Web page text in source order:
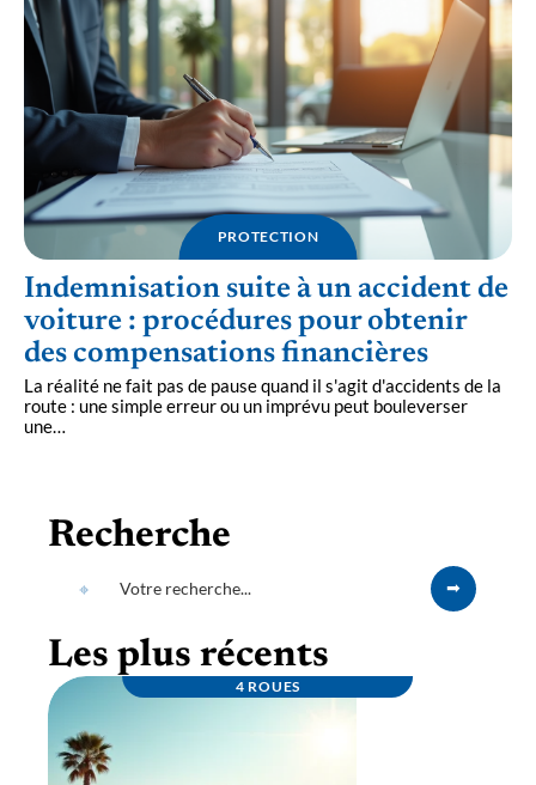
PROTECTION
Indemnisation suite à un accident de
voiture : procédures pour obtenir
des compensations financières
La réalité ne fait pas de pause quand il s'agit d'accidents de la
route : une simple erreur ou un imprévu peut bouleverser
une…
Recherche
Les plus récents
4 ROUES